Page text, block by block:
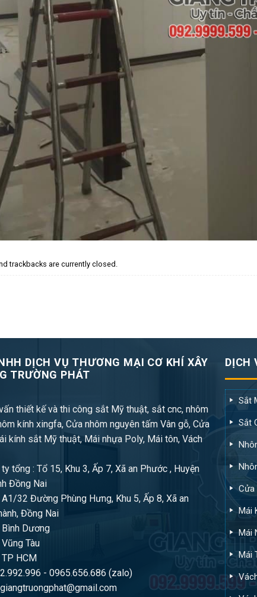
trackbacks are currently closed.
DỊCH VỤ THƯƠNG MẠI CƠ KHÍ XÂY
TRƯỜNG PHÁT
thiết kế và thi công sắt Mỹ thuật, sắt cnc, nhôm
kính xingfa, Cửa nhôm nguyên tấm Vân gỗ, Cửa
kính sắt Mỹ thuật, Mái nhựa Poly, Mái tôn, Vách
tổng : Tổ 15, Khu 3, Ấp 7, Xã an Phước , Huyện
Đồng Nai
32 Đường Phùng Hưng, Khu 5, Ấp 8, Xã an
Đồng Nai
Dương
Tàu
HCM
- 0965.656.686 (zalo)
DỊCH
Sắt
Sắt
Cửa
Mái
Mái
Mái